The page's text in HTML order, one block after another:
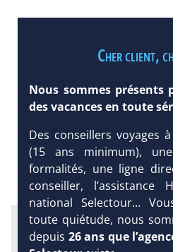
Infos météo :
Cher client,
Nous sommes présents
des vacances en toute
Des conseillers voyages
(15 ans minimum),
formalités, une ligne
conseiller,
national Selectour...
toute quiétude, nous
depuis 26 ans que